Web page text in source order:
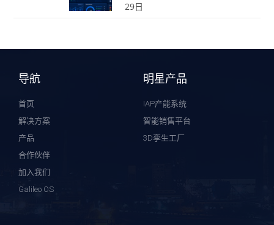
29日
导航
首页
解决方案
产品
合作伙伴
加入我们
Galileo OS
明星产品
IAP产能系统
智能销售平台
3D孪生工厂